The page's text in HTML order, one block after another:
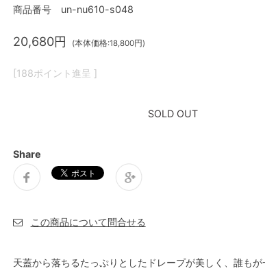
商品番号 un-nu610-s048
20,680円 (本体価格:18,800円)
[188ポイント進呈 ]
SOLD OUT
Share
天蓋から落ちるたっぷりとしたドレープが美しく、誰も